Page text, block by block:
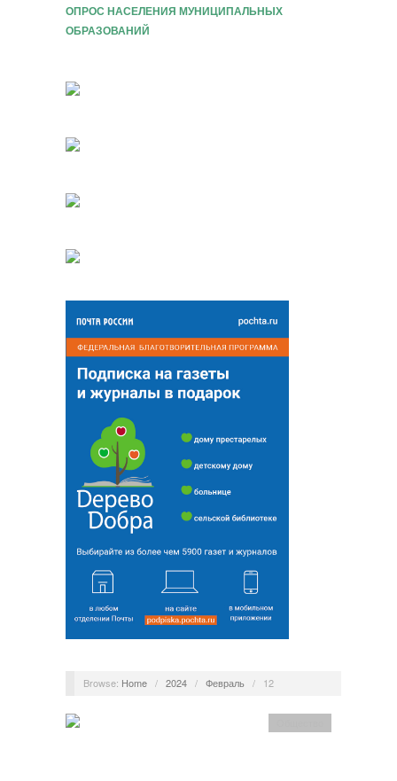
ОПРОС НАСЕЛЕНИЯ МУНИЦИПАЛЬНЫХ
ОБРАЗОВАНИЙ
Browse: Home / 2024 / Февраль / 12